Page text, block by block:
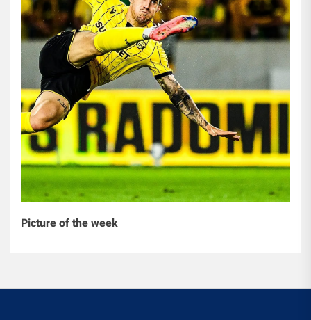
Picture of the week